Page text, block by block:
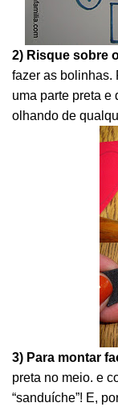
2) Risque sobre
fazer as bolinhas.
uma parte preta e
olhando de
3) Para montar
preta no meio. e
“sanduíche”! E,